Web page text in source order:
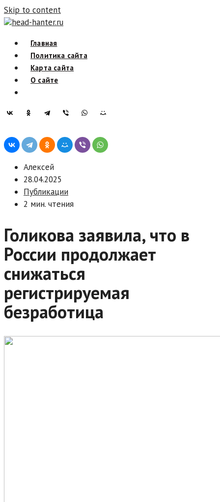
Skip to content
head-hanter.ru
Главная
Политика сайта
Карта сайта
О сайте
Алексей
28.04.2025
Публикации
2 мин. чтения
Голикова заявила, что в
России продолжает
снижаться
регистрируемая
безработица